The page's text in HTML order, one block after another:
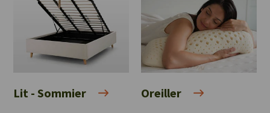
Lit - Sommier Oreiller